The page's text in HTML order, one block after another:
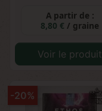
A partir de :
8,80 € / graine
Voir le produit
-20%